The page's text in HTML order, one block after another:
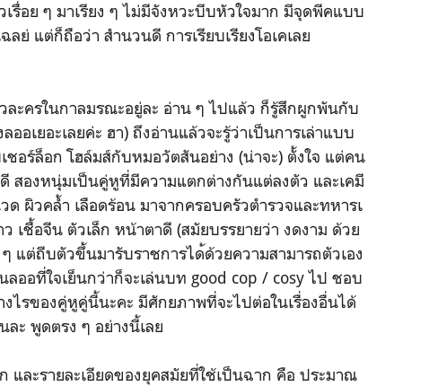
รื่อย ๆ มาเรียง ๆ ไม่มีจังหวะบีบหัวใจมาก มีจุดพีคแบบ
ย่ แต่ก็ถือว่า สำนวนดี การเรียบเรียงโอเคเลย
ละครในกาลมรณะอยู่ละ อ่าน ๆ ไปแล้ว ก็รู้สึกผูกพันกับ
ออเยอะเลยค่ะ ฮา) ถึงอ่านแล้วจะรู้ว่าเป็นการเล่าแบบ
ร์ล็อก โฮล์มส์กับหมอวัตสันอย่าง (น่าจะ) ตั้งใจ แต่คน
สองหนุ่มเป็นคู่หูที่มีความแตกต่างกันแต่ลงตัว และเคมี
ผิวคล้ำ เลือดร้อน มาจากครอบครัวตำรวจและทหารเ
เชื้อจีน ตัวเล็ก หน้าตาดี (สมัยบรรยายว่า งดงาม ด้วย
ๆ แต่ถีบตัวขึ้นมารับราชการได้ด้วยความสามารถตัวเอง
ออที่ใจเย็นกว่าก็จะเล่นบท good cop / cosy ไป ชอบ
งไรของคู่หูคู่นี้นะคะ มีศักยภาพที่จะไปต่อในเรื่องอื่นได้
ละ พูดตรง ๆ อย่างนี้เลย
และรายละเอียดของยุคสมัยที่ใช้เป็นฉาก คือ ประมาณ